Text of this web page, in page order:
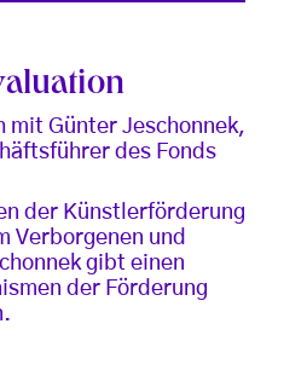
mit Günter Jeschonnek,
des Fonds
der Künstlerförderung
Verborgenen und
gibt einen
der Förderung